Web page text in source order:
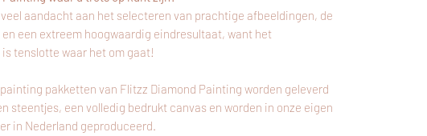
aandacht aan het selecteren van prachtige afbeeldingen, de
een extreem hoogwaardig eindresultaat, want het
tenslotte waar het om gaat!
pakketten van Flitzz Diamond Painting worden geleverd
steentjes, een volledig bedrukt canvas en worden in onze eigen
in Nederland geproduceerd.